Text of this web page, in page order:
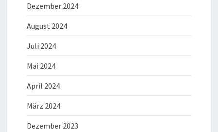
Dezember 2024
August 2024
Juli 2024
Mai 2024
April 2024
März 2024
Dezember 2023